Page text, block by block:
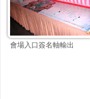
會場入口簽名軸輸出